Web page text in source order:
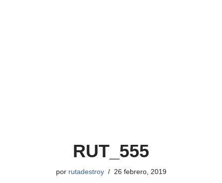
RUT_555
por rutadestroy 26 febrero, 2019